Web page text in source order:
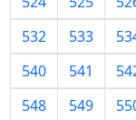
532
533
540
541
548
549